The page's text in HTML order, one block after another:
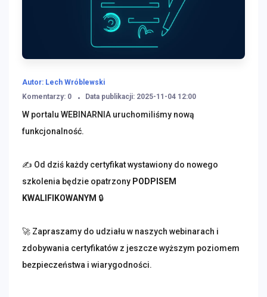
Autor: Lech Wróblewski
Komentarzy: 0
Data publikacji: 2025-11-04 12:00
W portalu WEBINARNIA uruchomiliśmy nową
funkcjonalność.
✍️ Od dziś każdy certyfikat wystawiony do nowego
szkolenia będzie opatrzony PODPISEM
KWALIFIKOWANYM 🔒
🚀 Zapraszamy do udziału w naszych webinarach i
zdobywania certyfikatów z jeszcze wyższym poziomem
bezpieczeństwa i wiarygodności.